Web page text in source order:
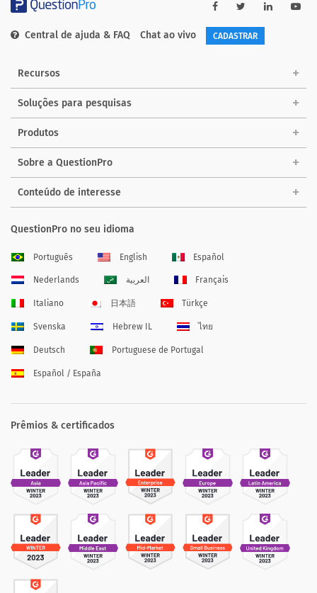
Central de ajuda & FAQ Chat ao vivo CADASTRAR
Recursos
Soluções para pesquisas
Produtos
Sobre a QuestionPro
Conteúdo de interesse
QuestionPro no seu idioma
Português English Español
Nederlands العربية Français
Italiano 日本語 Türkçe
Svenska Hebrew IL ไทย
Deutsch Portuguese de Portugal
Español / España
Prêmios & certificados